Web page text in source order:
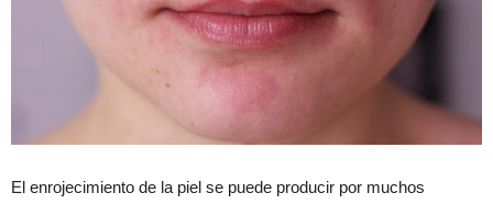
El enrojecimiento de la piel se puede producir por muchos